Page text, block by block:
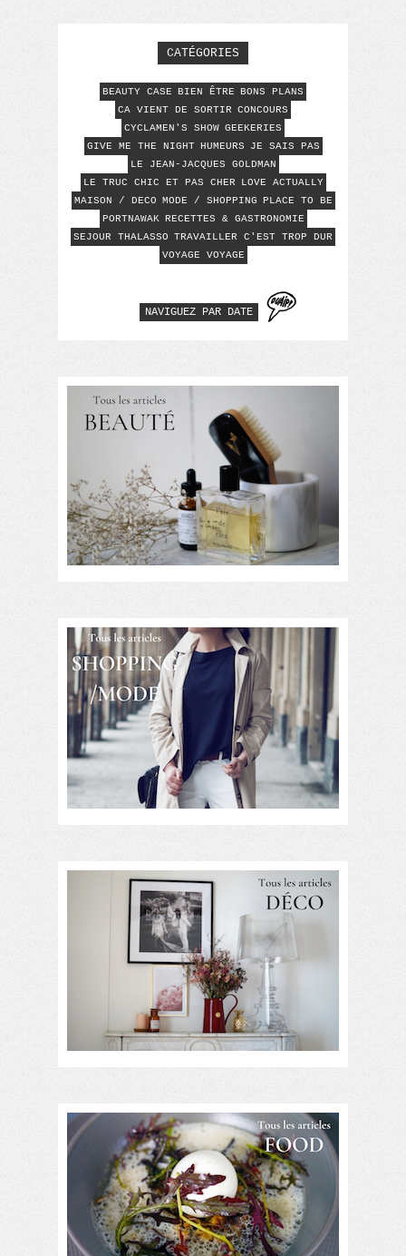
CATÉGORIES
BEAUTY CASE BIEN ÊTRE BONS PLANS
CA VIENT DE SORTIR CONCOURS
CYCLAMEN'S SHOW GEEKERIES
GIVE ME THE NIGHT HUMEURS
JE SAIS PAS
LE JEAN-JACQUES GOLDMAN
LE TRUC CHIC ET PAS CHER
LOVE ACTUALLY
MAISON / DECO MODE / SHOPPING PLACE TO BE
PORTNAWAK RECETTES & GASTRONOMIE
SEJOUR THALASSO TRAVAILLER C'EST TROP DUR
VOYAGE VOYAGE
NAVIGUEZ PAR DATE